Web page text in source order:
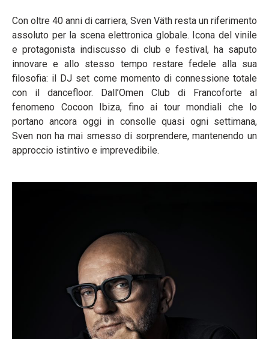
Con oltre 40 anni di carriera, Sven Väth resta un riferimento
assoluto per la scena elettronica globale. Icona del vinile
e protagonista indiscusso di club e festival, ha saputo
innovare e allo stesso tempo restare fedele alla sua
filosofia: il DJ set come momento di connessione totale
con il dancefloor. Dall’Omen Club di Francoforte al
fenomeno Cocoon Ibiza, fino ai tour mondiali che lo
portano ancora oggi in consolle quasi ogni settimana,
Sven non ha mai smesso di sorprendere, mantenendo un
approccio istintivo e imprevedibile.